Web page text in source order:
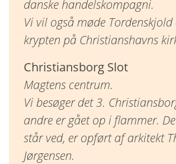
danske handelskompagni.
Vi vil også møde Tordenskjold
krypten på Christianshavns
Christiansborg Slot
Magtens centrum.
Vi besøger det 3.
andre er gået op i flammer.
står ved, er opført af arkitekt
Jørgensen.